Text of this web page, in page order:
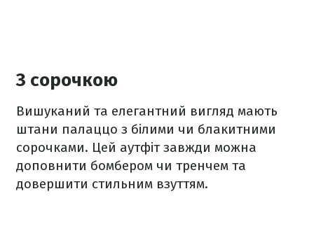
З сорочкою
Вишуканий та елегантний вигляд мають
штани палаццо з білими чи блакитними
сорочками. Цей аутфіт завжди можна
доповнити бомбером чи тренчем та
довершити стильним взуттям.